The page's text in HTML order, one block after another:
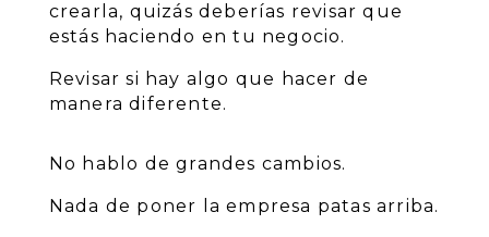
crearla, quizás deberías revisar que
estás haciendo en tu negocio.
Revisar si hay algo que hacer de
manera diferente.
No hablo de grandes cambios.
Nada de poner la empresa patas arriba.